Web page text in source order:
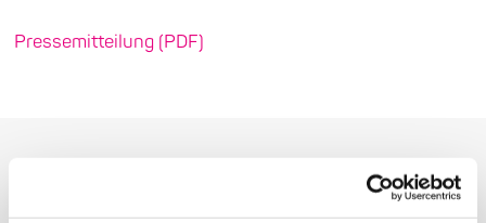
Pressemitteilung (PDF)